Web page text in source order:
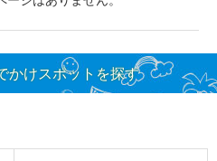
かけスポットを探す